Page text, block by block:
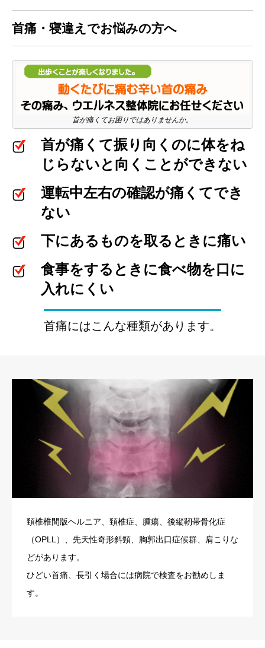
首痛・寝違えでお悩みの方へ
首が痛くてお困りではありませんか。
首が痛くて振り向くのに体をね
じらないと向くことができない
運転中左右の確認が痛くてでき
ない
下にあるものを取るときに痛い
食事をするときに食べ物を口に
入れにくい
首痛にはこんな種類があります。
頚椎椎間版ヘルニア、頚椎症、腫瘍、後縦靭帯骨化症
（OPLL）、先天性奇形斜頸、胸郭出口症候群、肩こりな
どがあります。
ひどい首痛、長引く場合には病院で検査をお勧めしま
す。